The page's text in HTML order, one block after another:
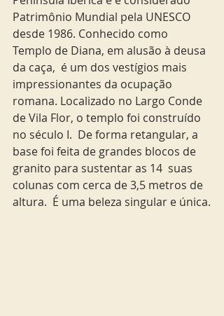
Patrimônio Mundial pela UNESCO
desde 1986. Conhecido como
Templo de Diana, em alusão à deusa
da caça,  é um dos vestígios mais
impressionantes da ocupação
romana. Localizado no Largo Conde
de Vila Flor, o templo foi construído
no século I.  De forma retangular, a
base foi feita de grandes blocos de
granito para sustentar as 14  suas
colunas com cerca de 3,5 metros de
altura.  É uma beleza singular e única.